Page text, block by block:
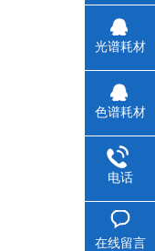
光谱耗材
色谱耗材
电话
在线留言